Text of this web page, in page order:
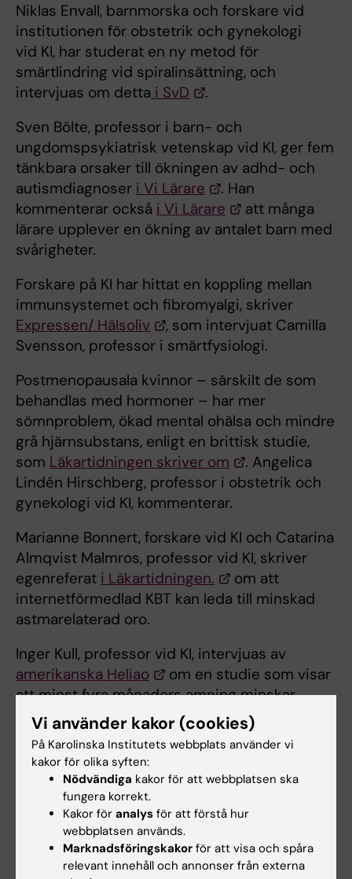
Niklas Envall, barnmorska och forskare vid
institutionen för obstetrik och gynekologi
vid KI, har studerat en ny metod för
smärtlindring vid spiralinsättning, och
intervjuas om detta i SvD
.
Sven Bölte, professor i barn- och
ungdomspsykiatrisk vetenskap vid KI, ger fem
tänkbara orsaker till ökningen av adhd- och
autismdiagnoser i Vi Lärare
. Han
kommenterar också i Vi Lärare
att många
lärare upplever en ökning av antalet barn med
svårigheter.
Forskare på KI har hittat en koppling mellan
immunsystemet och fibromyalgi, skriver
Expressen/ Hälsoliv
, som intervjuat Camilla
Svensson, professor i smärtfysiologi.
Postmenopausala kvinnor – särskilt de som
behandlas med hormoner – har mer
sömnproblem, ökad mental ohälsa och mindre
grå hjärnsubstans, enligt en brittisk studie,
som Läkartidningen skriver om
. Angelica
Lindén Hirschberg, professor i obstetrik och
gynekologi vid KI, kommenterar.
Marianne Bonnert, forskare vid KI och Catarina
Almqvist Malmros, professor vid KI, skriver
egenreferat i Läkartidningen.
om att
internetförmedlad KBT kan leda till minskad
astmarelaterad oro.
Inger Kull, professor vid KI, intervjuas av
amerikanska Heliao
om en studie som visar
att minst fyra månaders amning minskar
risken för astma senare i livet.
Maria Westerståhl, lektor vid institutionen för
laboratoriemedicin, KI,intervjuas av
Aftonnbladet
om en befolkningsstudie som
visat att den fysiska kapaciteten toppar vid
35 års ålder. Det internationella intresset för
studien har varit mycket stort,här i People
Vi använder kakor (cookies)
På Karolinska Institutets webbplats använder vi
kakor för olika syften:
Nödvändiga kakor för att webbplatsen ska
fungera korrekt.
Kakor för analys för att förstå hur
webbplatsen används.
Marknadsföringskakor för att visa och spåra
relevant innehåll och annonser från externa